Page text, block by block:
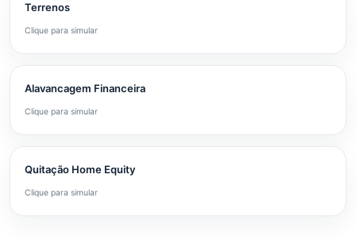
Terrenos
Clique para simular
Alavancagem Financeira
Clique para simular
Quitação Home Equity
Clique para simular